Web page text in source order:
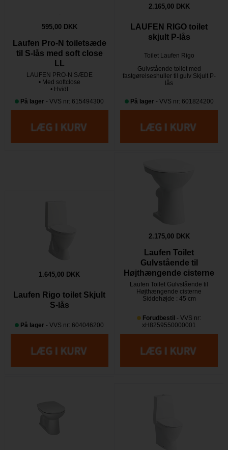
595,00 DKK
Laufen Pro-N toiletsæde
til S-lås med soft close
LL
LAUFEN PRO-N SÆDE
• Med softclose
• Hvidt
På lager - VVS nr: 615494300
2.165,00 DKK
LAUFEN RIGO toilet
skjult P-lås
Toilet Laufen Rigo
Gulvstående toilet med
fastgørelseshuller til gulv Skjult P-
lås
På lager - VVS nr: 601824200
1.645,00 DKK
Laufen Rigo toilet Skjult
S-lås
På lager - VVS nr: 604046200
2.175,00 DKK
Laufen Toilet
Gulvstående til
Højthængende cisterne
Laufen Toilet Gulvstående til
Højthængende cisterne
Siddehøjde : 45 cm
Forudbestil - VVS nr:
xH8259550000001